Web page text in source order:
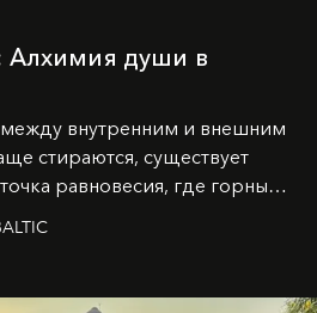
Алхимия души в
внутренним и внешним
стираются, существует
равновесия, где горные
с бездонными
души. Здесь, на стыке
чей путь от поиска